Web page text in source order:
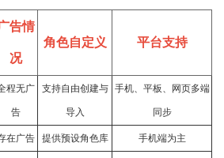
告情
况
角色自定义 平台支持
程无广
告
支持自由创建与
导入
手机、平板、网页多端
同步
在广告 提供预设角色库 手机端为主